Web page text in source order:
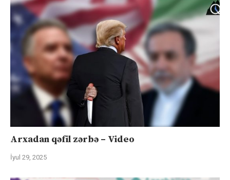
Arxadan qəfil zərbə – Video
İyul 29, 2025